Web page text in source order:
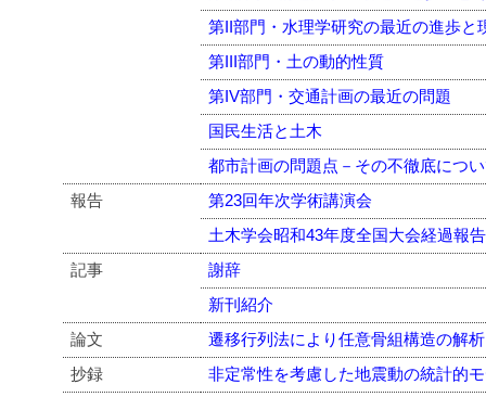
第II部門・水理学研究の最近の進歩と
第III部門・土の動的性質
第IV部門・交通計画の最近の問題
国民生活と土木
都市計画の問題点－その不徹底につ
報告
第23回年次学術講演会
土木学会昭和43年度全国大会経過報告
記事
謝辞
新刊紹介
論文
遷移行列法により任意骨組構造の解
抄録
非定常性を考慮した地震動の統計的